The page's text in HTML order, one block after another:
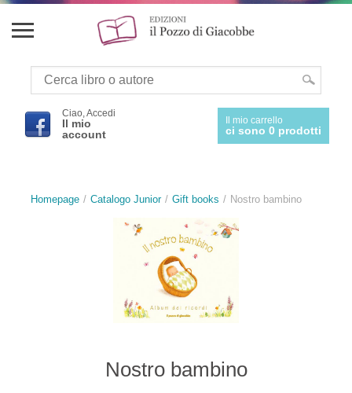
Ciao, Accedi
Il mio
account
Il mio carrello
ci sono 0 prodotti
Homepage Catalogo Junior Gift books Nostro bambino
Nostro bambino